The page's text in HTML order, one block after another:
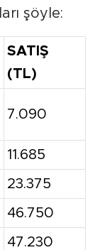
şöyle:
SATIŞ
(TL)
7.090
11.685
23.375
46.750
47.230